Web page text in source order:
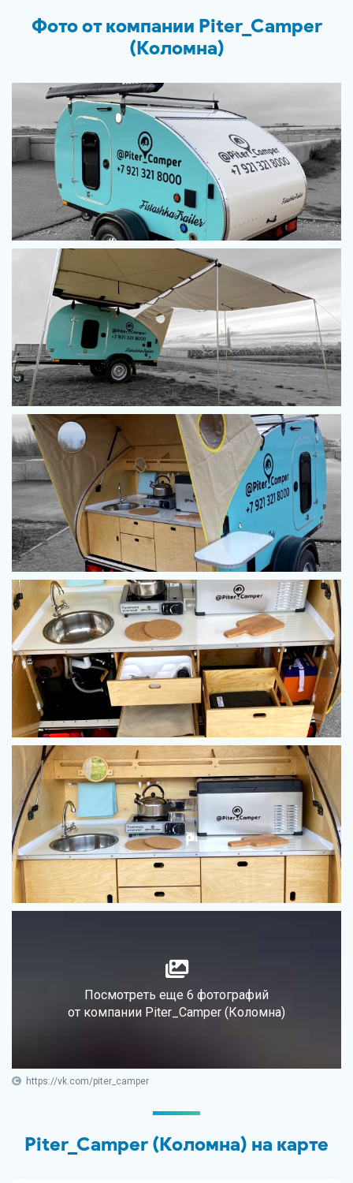
Фото от компании Piter_Camper
(Коломна)
Посмотреть еще 6 фотографий
от компании Piter_Camper (Коломна)
https://vk.com/piter_camper
Piter_Camper (Коломна) на карте